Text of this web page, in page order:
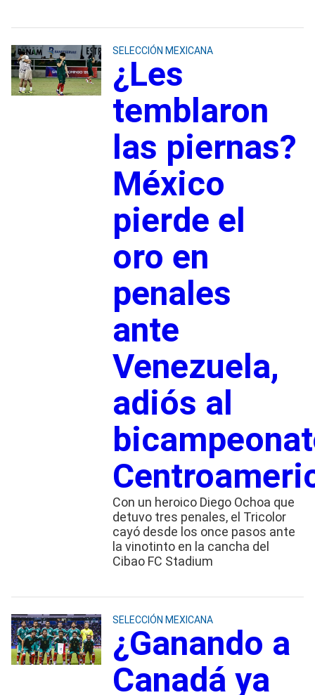
SELECCIÓN MEXICANA
¿Les
temblaron
las piernas?
México
pierde el
oro en
penales
ante
Venezuela,
adiós al
Con un heroico Diego Ochoa que
detuvo tres penales, el Tricolor
cayó desde los once pasos ante
la vinotinto en la cancha del
Cibao FC Stadium
SELECCIÓN MEXICANA
¿Ganando a
Canadá ya